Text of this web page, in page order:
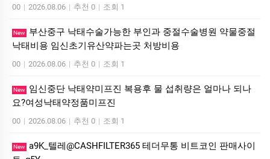
00 | 2026.08.06 | 추천 0 | 조회 1
New
부산중구 낙태수술가능한 부인과 중절수술병원 약물중절
낙태비용 임신초기유산약파는곳 처방비용
00 | 2026.08.06 | 추천 0 | 조회 1
New
임신중단 낙태약미프진 복용후 물 섭취량은 얼마나 되나
요?여성낙­태약정품미­프진
00 | 2026.08.06 | 추천 0 | 조회 1
New a9K_텔레@CASHFILTER365 테더무통 비트코인 판매사이